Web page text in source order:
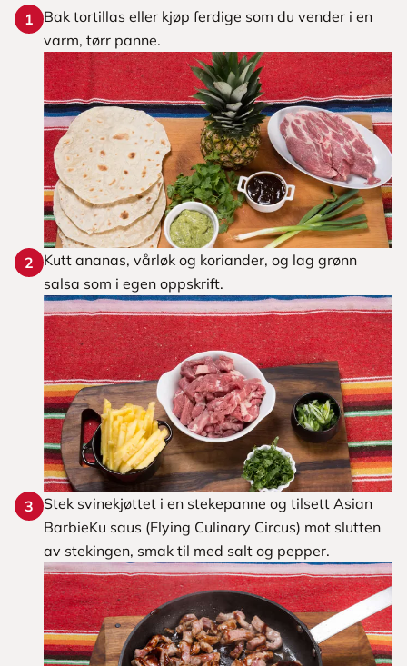
1
Bak tortillas eller kjøp ferdige som du vender i en
varm, tørr panne.
2
Kutt ananas, vårløk og koriander, og lag grønn
salsa som i egen oppskrift.
3
Stek svinekjøttet i en stekepanne og tilsett Asian
BarbieKu saus (Flying Culinary Circus) mot slutten
av stekingen, smak til med salt og pepper.